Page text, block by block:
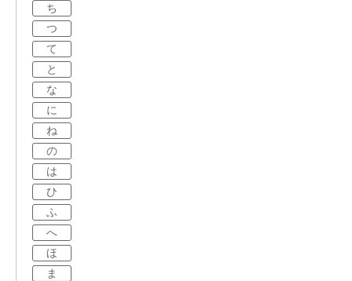
ち
つ
て
と
な
に
ね
の
は
ひ
ふ
へ
ほ
ま